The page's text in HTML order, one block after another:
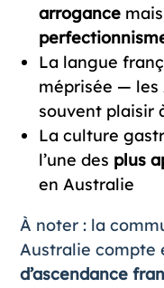
arrogancemais
La langue
méprisée — les
souvent plaisir
La culture
l’une des plus
en Australie
À noter : la
Australie compte
d’ascendance